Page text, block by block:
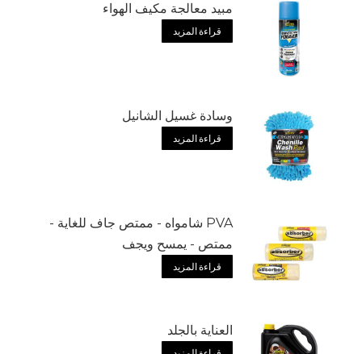
مبيد معالجة مكيف الهواء
قراءة المزيد
وسادة غسيل الشانيل
قراءة المزيد
PVA شامواه - ممتص جاف للغاية -
ممتص - يمسح ويجف
قراءة المزيد
العناية بالجلد